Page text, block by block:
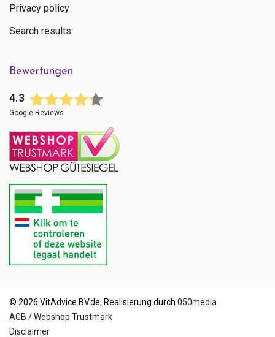
Privacy policy
Search results
Bewertungen
4.3
Google Reviews
© 2026 VitAdvice BV.de, Realisierung durch 050media
AGB / Webshop Trustmark
Disclaimer